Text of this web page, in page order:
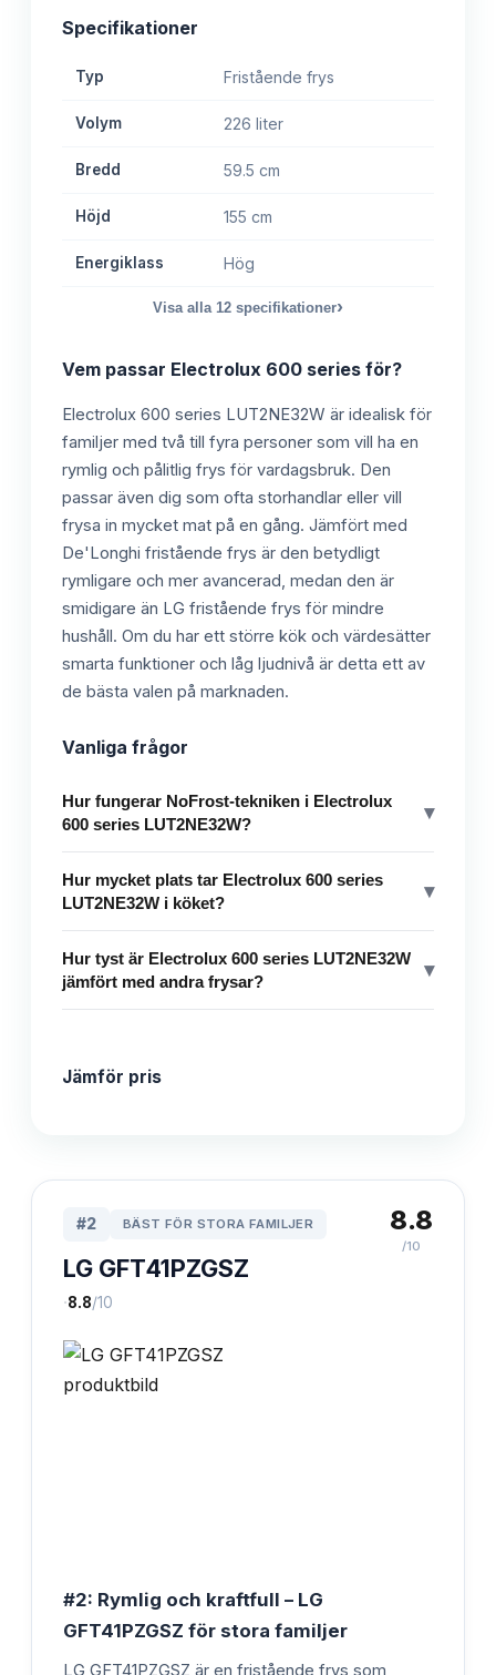
Specifikationer
Typ Fristående frys
Volym 226 liter
Bredd 59.5 cm
Höjd 155 cm
Energiklass Hög
Visa alla 12 specifikationer›
Vem passar Electrolux 600 series för?
Electrolux 600 series LUT2NE32W är idealisk för
familjer med två till fyra personer som vill ha en
rymlig och pålitlig frys för vardagsbruk. Den
passar även dig som ofta storhandlar eller vill
frysa in mycket mat på en gång. Jämfört med
De'Longhi fristående frys är den betydligt
rymligare och mer avancerad, medan den är
smidigare än LG fristående frys för mindre
hushåll. Om du har ett större kök och värdesätter
smarta funktioner och låg ljudnivå är detta ett av
de bästa valen på marknaden.
Vanliga frågor
Hur fungerar NoFrost-tekniken i Electrolux
600 series LUT2NE32W?
▾
Hur mycket plats tar Electrolux 600 series
LUT2NE32W i köket?
▾
Hur tyst är Electrolux 600 series LUT2NE32W
jämfört med andra frysar?
▾
Jämför pris
#2 BÄST FÖR STORA FAMILJER
LG GFT41PZGSZ
·8.8/10
8.8
/10
#2: Rymlig och kraftfull – LG
GFT41PZGSZ för stora familjer
LG GFT41PZGSZ är en fristående frys som